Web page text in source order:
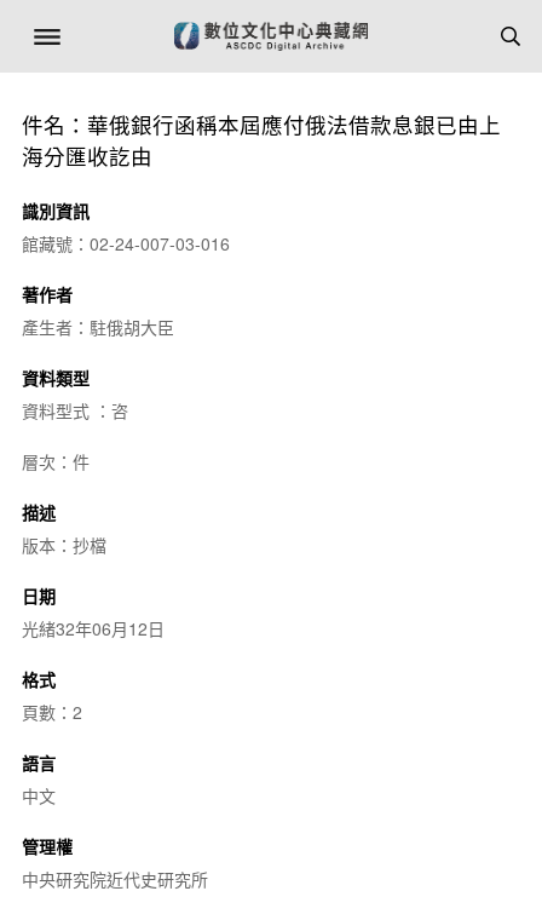
件名：華俄銀行函稱本屆應付俄法借款息銀已由上
海分匯收訖由
識別資訊
館藏號：02-24-007-03-016
著作者
產生者：駐俄胡大臣
資料類型
資料型式 ：咨
層次：件
描述
版本：抄檔
日期
光緒32年06月12日
格式
頁數：2
語言
中文
管理權
中央研究院近代史研究所